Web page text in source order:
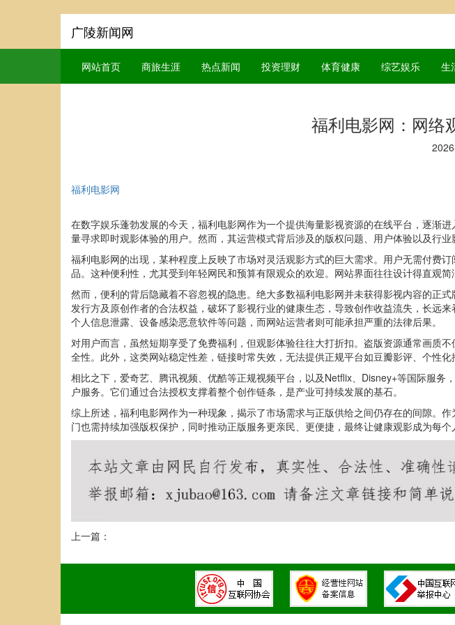
广陵新闻网
网站首页 商旅生涯 热点新闻 投资理财 体育健康 综艺娱乐 生
福利电影网：网络
福利电影网
在数字娱乐蓬勃发展的今天，福利电影网作为一个提供海量影视资源的在线平台，逐渐
量寻求即时观影体验的用户。然而，其运营模式背后涉及的版权问题、用户体验以及行业
福利电影网的出现，某种程度上反映了市场对灵活观影方式的巨大需求。用户无需付费
品。这种便利性，尤其受到年轻网民和预算有限观众的欢迎。网站界面往往设计得直观
然而，便利的背后隐藏着不容忽视的隐患。绝大多数福利电影网并未获得影视内容的正
发行方及原创作者的合法权益，破坏了影视行业的健康生态，导致创作收益流失，长远
个人信息泄露、设备感染恶意软件等问题，而网站运营者则可能承担严重的法律后果。
对用户而言，虽然短期享受了免费福利，但观影体验往往大打折扣。盗版资源通常画质
全性。此外，这类网站稳定性差，链接时常失效，无法提供正规平台如豆瓣影评、个性化
相比之下，爱奇艺、腾讯视频、优酷等正规视频平台，以及Netflix、Disney+等国际服
户服务。它们通过合法授权支撑着整个创作链条，是产业可持续发展的基石。
综上所述，福利电影网作为一种现象，揭示了市场需求与正版供给之间仍存在的间隙。
门也需持续加强版权保护，同时推动正版服务更亲民、更便捷，最终让健康观影成为每个
上一篇：